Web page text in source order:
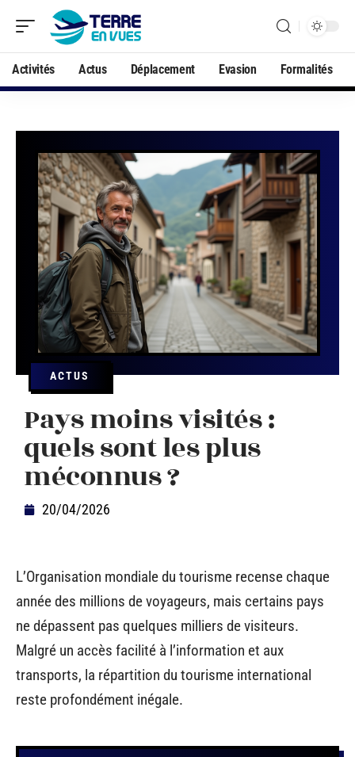
Activités Actus Déplacement Evasion Formalités
ACTUS
Pays moins visités :
quels sont les plus
méconnus ?
20/04/2026
L’Organisation mondiale du tourisme recense chaque
année des millions de voyageurs, mais certains pays
ne dépassent pas quelques milliers de visiteurs.
Malgré un accès facilité à l’information et aux
transports, la répartition du tourisme international
reste profondément inégale.